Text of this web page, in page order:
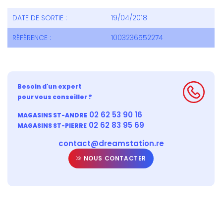
DATE DE SORTIE :
19/04/2018
RÉFÉRENCE :
1003236552274
Besoin d'un expert
pour vous conseiller ?
MAGASINS ST-ANDRE 02 62 53 90 16
MAGASINS ST-PIERRE 02 62 83 95 69
contact@dreamstation.re
NOUS CONTACTER